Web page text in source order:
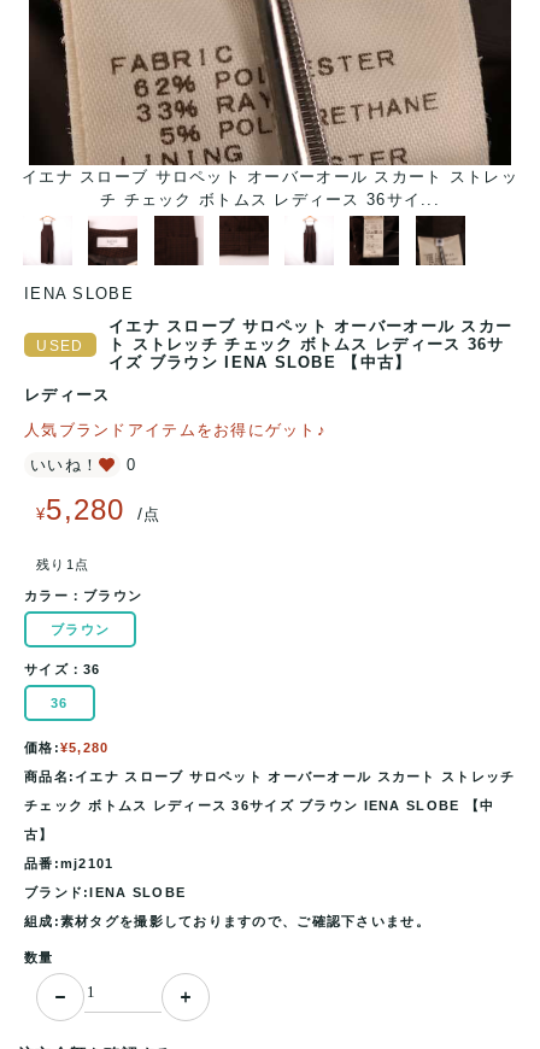
イエナ スローブ サロペット オーバーオール スカート ストレッ
チ チェック ボトムス レディース 36サイ...
IENA SLOBE
イエナ スローブ サロペット オーバーオール スカー
ト ストレッチ チェック ボトムス レディース 36サ
イズ ブラウン IENA SLOBE 【中古】
レディース
人気ブランドアイテムをお得にゲット♪
いいね！
0
¥5,280 /点
残り1点
カラー： ブラウン
ブラウン
サイズ：36
36
価格:¥5,280
商品名:イエナ スローブ サロペット オーバーオール スカート ストレッチ
チェック ボトムス レディース 36サイズ ブラウン IENA SLOBE 【中
古】
品番:mj2101
ブランド:IENA SLOBE
組成:素材タグを撮影しておりますので、ご確認下さいませ。
数量